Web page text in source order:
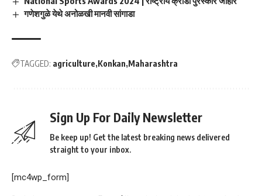
गणेशगुळे येथे अनोळखी मानवी सांगाडा
TAGGED: agriculture Konkan Maharashtra
Sign Up For Daily Newsletter
Be keep up! Get the latest breaking news delivered
straight to your inbox.
[mc4wp_form]